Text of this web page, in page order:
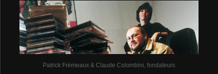
de l’ignorance, elle entretenait la terreur en commettant
chaque semaine plusieurs crimes atroces en toute
impunité.
Dans les territoires anglophones du continent (Canada,
États-Unis) et autour de la mer des Caraïbes
Patrick Frémeaux & Claude Colombini, fondateurs